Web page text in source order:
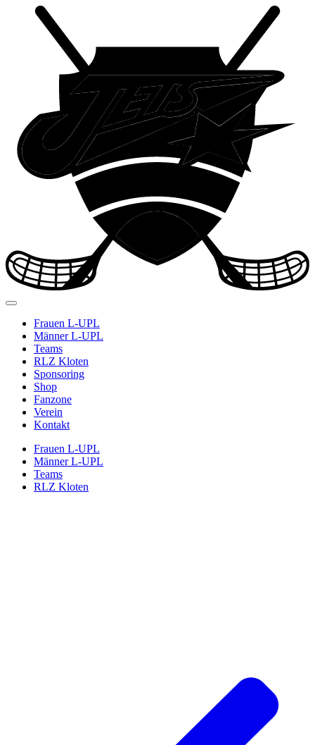
Frauen L-UPL
Männer L-UPL
Teams
RLZ Kloten
Sponsoring
Shop
Fanzone
Verein
Kontakt
Frauen L-UPL
Männer L-UPL
Teams
RLZ Kloten